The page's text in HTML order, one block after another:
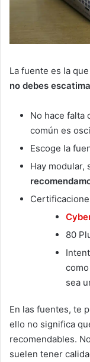
La fuente es la
no debes
No hace falta
común es
Escoge la
Hay modular,
80
sea
En las fuentes, te
ello no significa
recomendables.
suelen tener